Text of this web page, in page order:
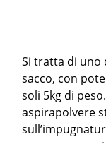
Si tratta di uno
sacco, con
soli 5kg di
aspirapolvere